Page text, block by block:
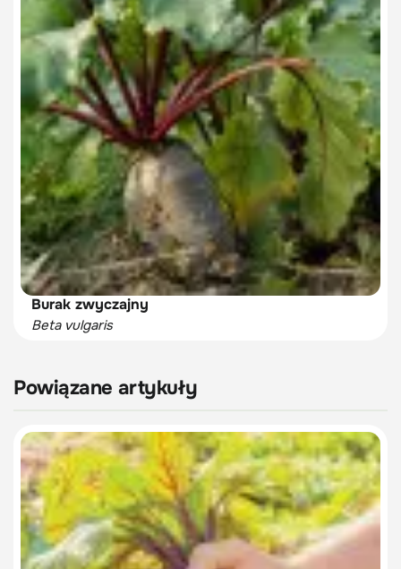
Burak zwyczajny
Beta vulgaris
Powiązane artykuły